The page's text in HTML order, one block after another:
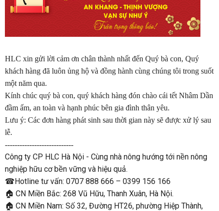
HLC xin gửi lời cảm ơn chân thành nhất đến Quý bà con, Quý
khách hàng đã luôn ủng hộ và đồng hành cùng chúng tôi trong suốt
một năm qua.
Kính chúc quý bà con, quý khách hàng đón chào cái tết Nhâm Dần
đầm ấm, an toàn và hạnh phúc bên gia đình thân yêu.
Lưu ý: Các đơn hàng phát sinh sau thời gian này sẽ được xử lý sau
lễ.
----------------------------
Công ty CP HLC Hà Nội - Cùng nhà nông hướng tới nền nông
nghiệp hữu cơ bền vững và hiệu quả.
☎Hotline tư vấn: 0707 888 666 – 0399 156 166
🏠 CN Miền Bắc: 268 Vũ Hữu, Thanh Xuân, Hà Nội.
🏠 CN Miền Nam: Số 32, Đường HT26, phường Hiệp Thành,